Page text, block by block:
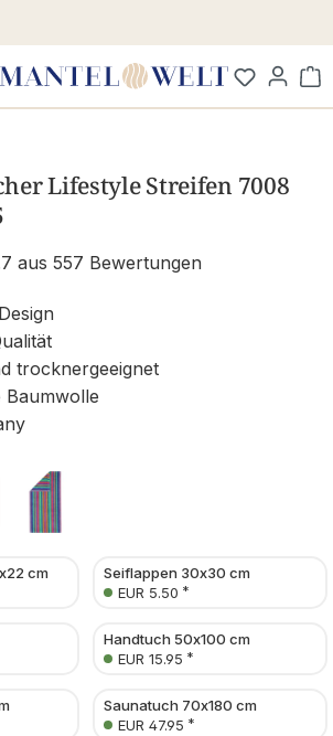
Lifestyle Streifen 7008
aus 557 Bewertungen
trocknergeeignet
Baumwolle
cm
Seiflappen 30x30 cm
EUR 5.50 *
Handtuch 50x100 cm
EUR 15.95 *
Saunatuch 70x180 cm
EUR 47.95 *